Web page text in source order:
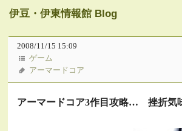
伊豆・伊東情報館 Blog
2008/11/15 15:09
ゲーム
アーマードコア
アーマードコア3作目攻略… 挫折気